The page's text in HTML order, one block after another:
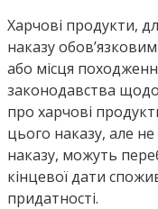
Харчові продукти,
наказу
або місця
законодавства
про харчові
цього наказу, але
наказу, можуть
кінцевої дати
придатності.